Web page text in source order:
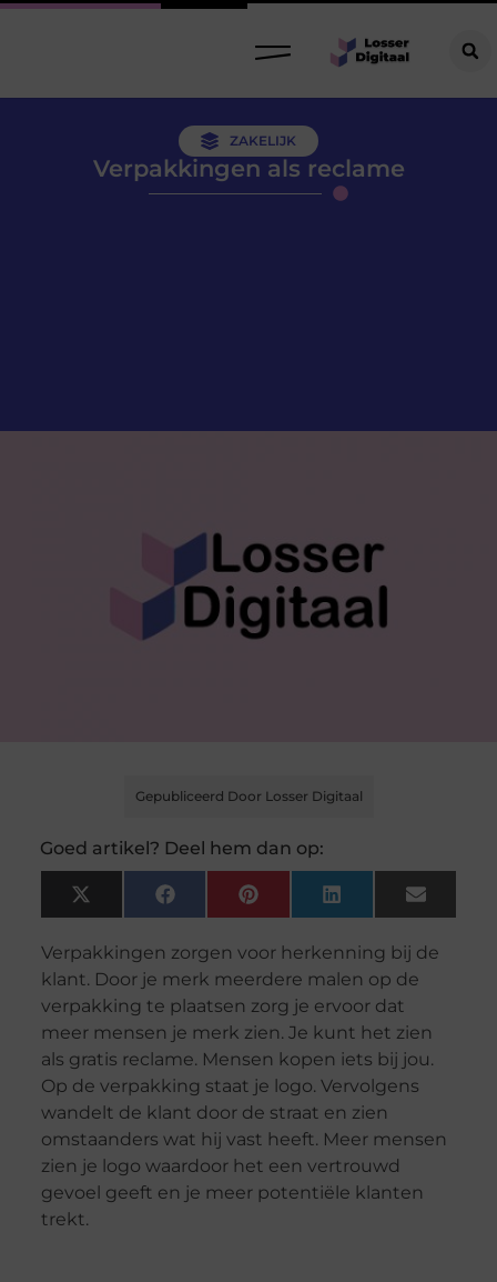
ZAKELIJK
Verpakkingen als reclame
Gepubliceerd Door Losser Digitaal
Goed artikel? Deel hem dan op:
X
(Twitter)
FacebookPinterest LinkedIn Email
Verpakkingen zorgen voor herkenning bij de
klant. Door je merk meerdere malen op de
verpakking te plaatsen zorg je ervoor dat
meer mensen je merk zien. Je kunt het zien
als gratis reclame. Mensen kopen iets bij jou.
Op de verpakking staat je logo. Vervolgens
wandelt de klant door de straat en zien
omstaanders wat hij vast heeft. Meer mensen
zien je logo waardoor het een vertrouwd
gevoel geeft en je meer potentiële klanten
trekt.